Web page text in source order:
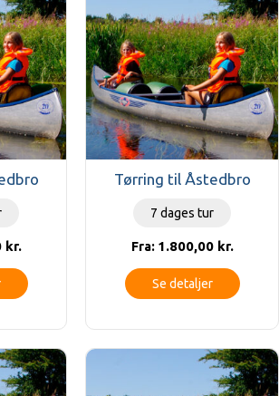
kr.
Tørring til Åstedbro
7 dages tur
Fra: 1.800,00 kr.
Se detaljer